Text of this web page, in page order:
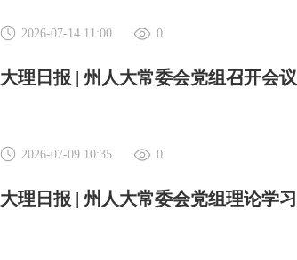
2026-07-14 11:00 0
大理日报 | 州人大常委会党组召开会议
2026-07-09 10:35 0